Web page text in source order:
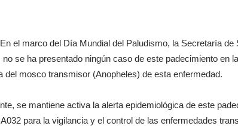
el marco del Día Mundial del Paludismo, la Secretaría de
no se ha presentado ningún caso de este padecimiento en
del mosco transmisor (Anopheles) de esta enfermedad.
se mantiene activa la alerta epidemiológica de este
para la vigilancia y el control de las enfermedades